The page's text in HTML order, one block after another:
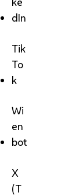
dIn
Tik
To
k
Wi
en
bot
X
(T